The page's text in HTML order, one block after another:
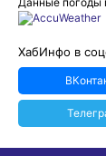
ХабИнфо в